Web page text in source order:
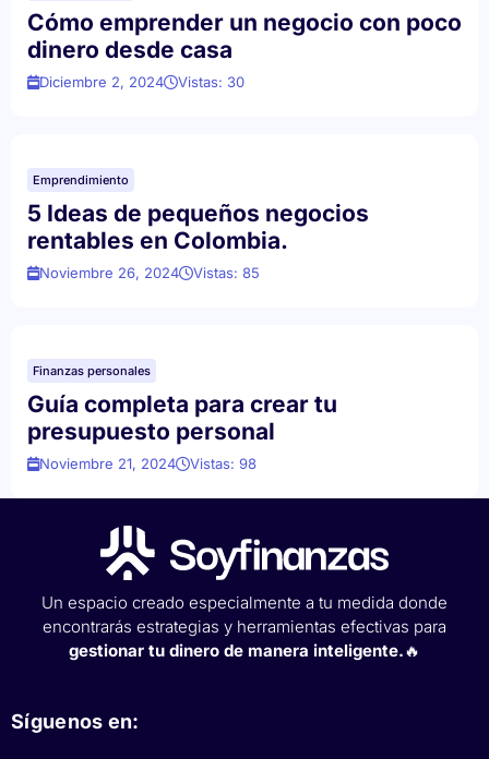
Cómo emprender un negocio con poco
dinero desde casa
Diciembre 2, 2024 Vistas: 30
Emprendimiento
5 Ideas de pequeños negocios
rentables en Colombia.
Noviembre 26, 2024 Vistas: 85
Finanzas personales
Guía completa para crear tu
presupuesto personal
Noviembre 21, 2024 Vistas: 98
Un espacio creado especialmente a tu medida donde
encontrarás estrategias y herramientas efectivas para
gestionar tu dinero de manera inteligente.🔥
Síguenos en: